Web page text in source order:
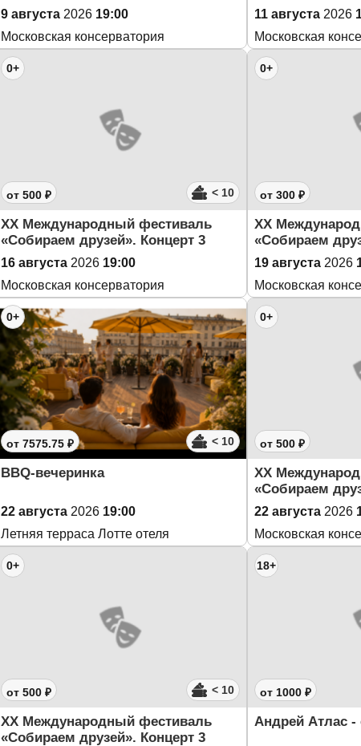
9 августа 2026 19:00
Московская консерватория
11 августа 2026
Московская
0+
от 500 ₽ < 10
XX Международный фестиваль
«Собираем друзей». Концерт 3
16 августа 2026 19:00
Московская консерватория
0+
от 300 ₽
XX
«Собираем
19 августа 2026
Московская
0+
от 7575.75 ₽ < 10
BBQ-вечеринка
22 августа 2026 19:00
Летняя терраса Лотте отеля
0+
от 500 ₽
XX
«Собираем
22 августа 2026
Московская
0+
от 500 ₽ < 10
XX Международный фестиваль
«Собираем друзей». Концерт 3
18+
от 1000 ₽
Андрей Атлас -